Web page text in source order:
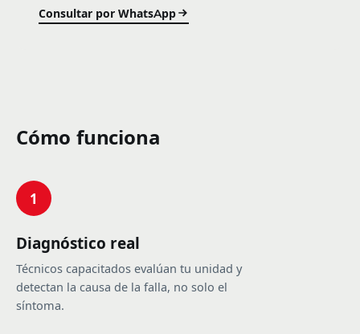
Consultar por WhatsApp
Cómo funciona
1
Diagnóstico real
Técnicos capacitados evalúan tu unidad y
detectan la causa de la falla, no solo el
síntoma.